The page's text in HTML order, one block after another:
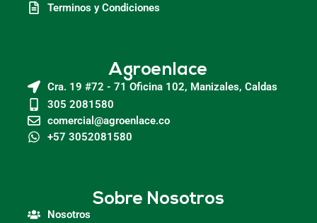
Terminos y Condiciones
Agroenlace
Cra. 19 #72 - 71 Oficina 102, Manizales, Caldas
305 2081580
comercial@agroenlace.co
+57 3052081580
Sobre Nosotros
Nosotros